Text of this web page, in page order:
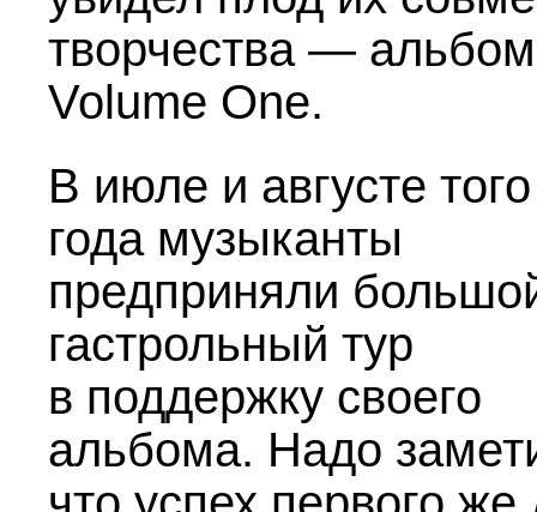
творчества — альбом
Volume One.
В июле и августе
года музыканты
предприняли
гастрольный тур
в поддержку своего
альбома. Надо